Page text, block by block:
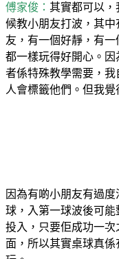
傅家俊： 其實都可以，
候教小朋友打波，其
友，有一個好靜，有
都一樣玩得好開心。
者係特殊教學需要，
人會標籤他們。但我
因為有啲小朋友有過
球，入第一球波後可
投入，只要佢成功一
面，所以其實桌球真